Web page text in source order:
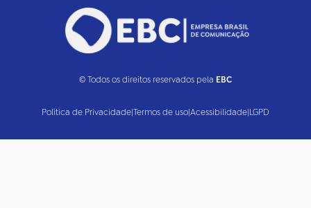
© Todos os direitos reservados pela EBC
Política de Privacidade|Termos de uso|Acessibilidade|LGPD